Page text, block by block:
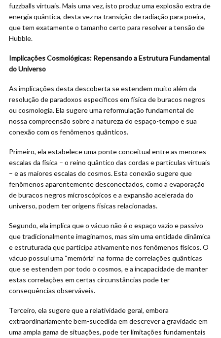
fuzzballs virtuais. Mais uma vez, isto produz uma explosão extra de
energia quântica, desta vez na transição de radiação para poeira,
que tem exatamente o tamanho certo para resolver a tensão de
Hubble.
Implicações Cosmológicas: Repensando a Estrutura Fundamental
do Universo
As implicações desta descoberta se estendem muito além da
resolução de paradoxos específicos em física de buracos negros
ou cosmologia. Ela sugere uma reformulação fundamental de
nossa compreensão sobre a natureza do espaço-tempo e sua
conexão com os fenômenos quânticos.
Primeiro, ela estabelece uma ponte conceitual entre as menores
escalas da física – o reino quântico das cordas e partículas virtuais
– e as maiores escalas do cosmos. Esta conexão sugere que
fenômenos aparentemente desconectados, como a evaporação
de buracos negros microscópicos e a expansão acelerada do
universo, podem ter origens físicas relacionadas.
Segundo, ela implica que o vácuo não é o espaço vazio e passivo
que tradicionalmente imaginamos, mas sim uma entidade dinâmica
e estruturada que participa ativamente nos fenômenos físicos. O
vácuo possui uma “memória” na forma de correlações quânticas
que se estendem por todo o cosmos, e a incapacidade de manter
estas correlações em certas circunstâncias pode ter
consequências observáveis.
Terceiro, ela sugere que a relatividade geral, embora
extraordinariamente bem-sucedida em descrever a gravidade em
uma ampla gama de situações, pode ter limitações fundamentais